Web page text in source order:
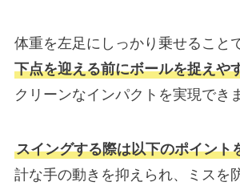
体重を左足にしっかり乗せることで
下点を迎える前にボールを捉えや
クリーンなインパクトを実現でき
スイングする際は以下のポイント
計な手の動きを抑えられ、ミスを